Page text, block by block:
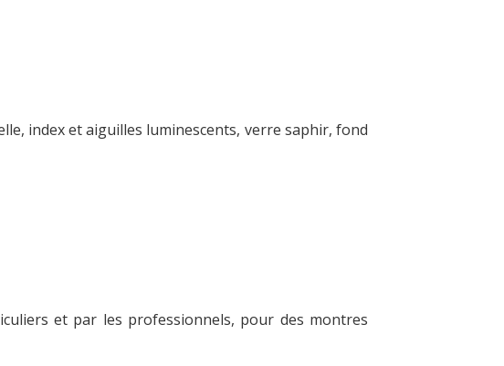
index et aiguilles luminescents, verre saphir, fond
et par les professionnels, pour des montres